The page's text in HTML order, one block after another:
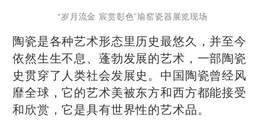
“岁月流金 宸赏彰色”瑜窑瓷器展览现场
陶瓷是各种艺术形态里历史最悠久，并至今
依然生生不息、蓬勃发展的艺术，一部陶瓷
史贯穿了人类社会发展史。中国陶瓷曾经风
靡全球，它的艺术美被东方和西方都能接受
和欣赏，它是具有世界性的艺术品。